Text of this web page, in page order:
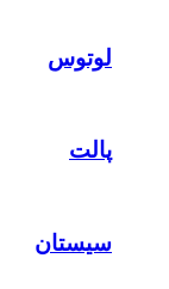
لوتوس
پالت
سیستان